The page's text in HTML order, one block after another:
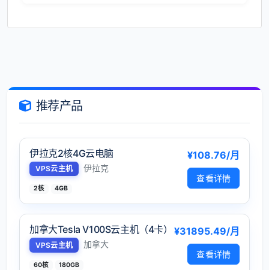
推荐产品
伊拉克2核4G云电脑
VPS云主机 伊拉克
2核 4GB
¥108.76/月
查看详情
加拿大Tesla V100S云主机（4卡）
VPS云主机 加拿大
60核 180GB
¥31895.49/月
查看详情